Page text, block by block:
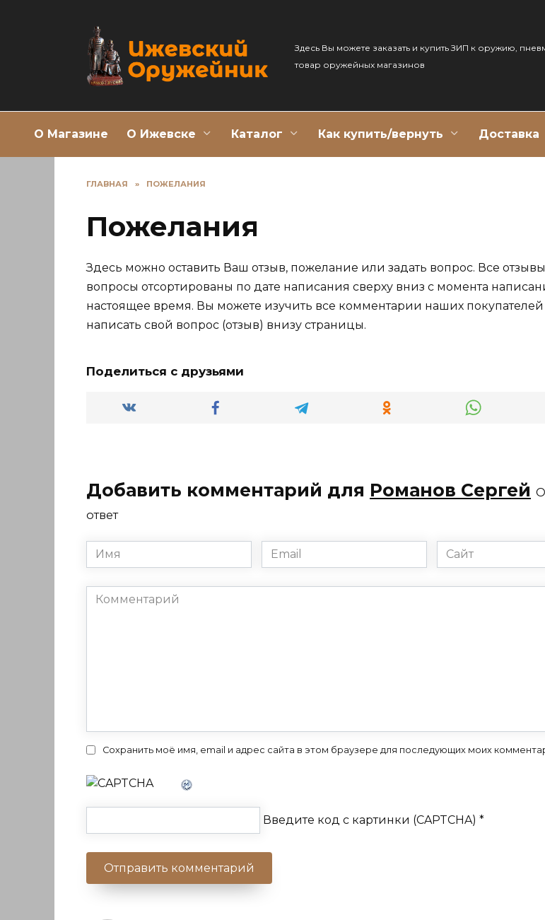
Здесь Вы можете заказать и купить ЗИП к оружию,
товар оружейных магазинов
О Магазине О Ижевске Каталог Как купить/вернуть Доставка
ГЛАВНАЯ » ПОЖЕЛАНИЯ
Пожелания
Здесь можно оставить Ваш отзыв, пожелание или задать вопрос. Все
вопросы отсортированы по дате написания сверху вниз с момента
настоящее время. Вы можете изучить все комментарии наших
написать свой вопрос (отзыв) внизу страницы.
Поделиться с друзьями
Добавить комментарий для Романов Сергей
ответ
Имя
*
Email
*
Сайт
Комментарий
Сохранить моё имя, email и адрес сайта в этом браузере для последующих моих
Введите код с картинки (CAPTCHA) *